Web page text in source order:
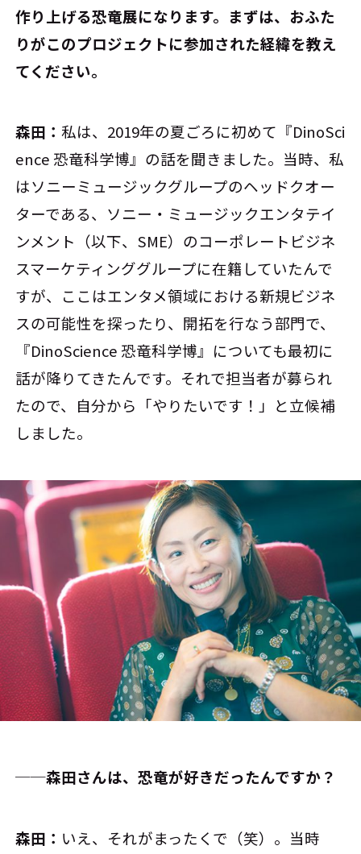
作り上げる恐竜展になります。まずは、おふた
りがこのプロジェクトに参加された経緯を教え
てください。
森田： 私は、2019年の夏ごろに初めて『DinoSci
ence 恐竜科学博』の話を聞きました。当時、私
はソニーミュージックグループのヘッドクオー
ターである、ソニー・ミュージックエンタテイ
ンメント（以下、SME）のコーポレートビジネ
スマーケティンググループに在籍していたんで
すが、ここはエンタメ領域における新規ビジネ
スの可能性を探ったり、開拓を行なう部門で、
『DinoScience 恐竜科学博』についても最初に
話が降りてきたんです。それで担当者が募られ
たので、自分から「やりたいです！」と立候補
しました。
──森田さんは、恐竜が好きだったんですか？
森田： いえ、それがまったくで（笑）。当時